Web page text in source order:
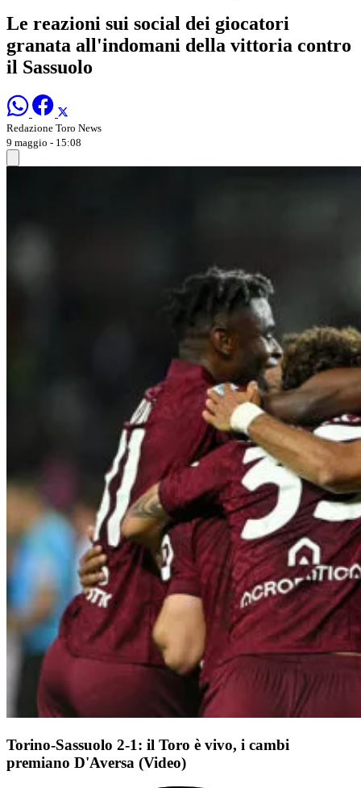
Le reazioni sui social dei giocatori
granata all'indomani della vittoria contro
il Sassuolo
Redazione Toro News
9 maggio - 15:08
Torino-Sassuolo 2-1: il Toro è vivo, i cambi
premiano D'Aversa (Video)